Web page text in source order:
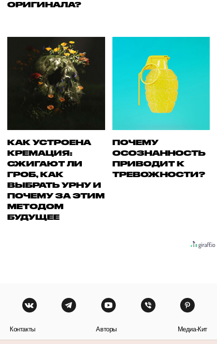
ОРИГИНАЛА?
КАК УСТРОЕНА
КРЕМАЦИЯ:
СЖИГАЮТ ЛИ
ГРОБ, КАК
ВЫБРАТЬ УРНУ И
ПОЧЕМУ ЗА ЭТИМ
МЕТОДОМ
БУДУЩЕЕ
ПОЧЕМУ
ОСОЗНАННОСТЬ
ПРИВОДИТ К
ТРЕВОЖНОСТИ?
Контакты Авторы Медиа-Кит